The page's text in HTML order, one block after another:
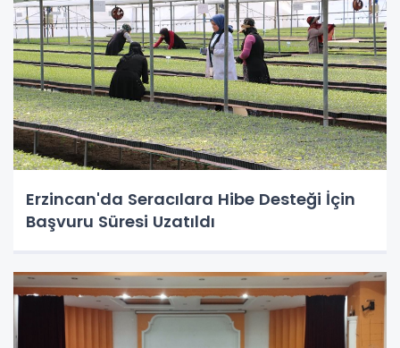
Erzincan'da Seracılara Hibe Desteği İçin
Başvuru Süresi Uzatıldı